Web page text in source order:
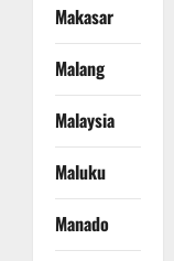
Makasar
Malang
Malaysia
Maluku
Manado